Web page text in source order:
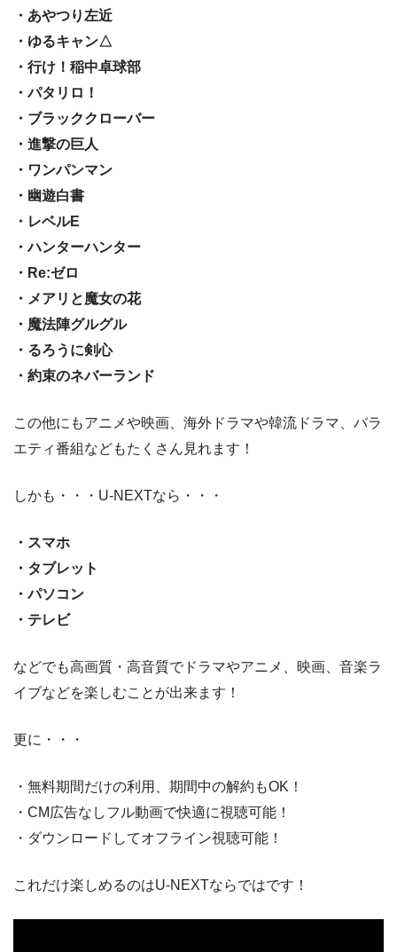
・あやつり左近
・ゆるキャン△
・行け！稲中卓球部
・パタリロ！
・ブラッククローバー
・進撃の巨人
・ワンパンマン
・幽遊白書
・レベルE
・ハンターハンター
・Re:ゼロ
・メアリと魔女の花
・魔法陣グルグル
・るろうに剣心
・約束のネバーランド
この他にもアニメや映画、海外ドラマや韓流ドラマ、バラ
エティ番組などもたくさん見れます！
しかも・・・U-NEXTなら・・・
・スマホ
・タブレット
・パソコン
・テレビ
などでも高画質・高音質でドラマやアニメ、映画、音楽ラ
イブなどを楽しむことが出来ます！
更に・・・
・無料期間だけの利用、期間中の解約もOK！
・CM広告なしフル動画で快適に視聴可能！
・ダウンロードしてオフライン視聴可能！
これだけ楽しめるのはU-NEXTならではです！